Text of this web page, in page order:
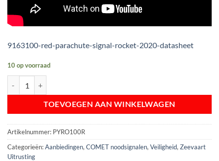
9163100-red-parachute-signal-rocket-2020-datasheet
10 op voorraad
TOEVOEGEN AAN WINKELWAGEN
Artikelnummer: PYRO100R
Categorieën:Aanbiedingen, COMET noodsignalen, Veiligheid, Zeevaart
Uitrusting